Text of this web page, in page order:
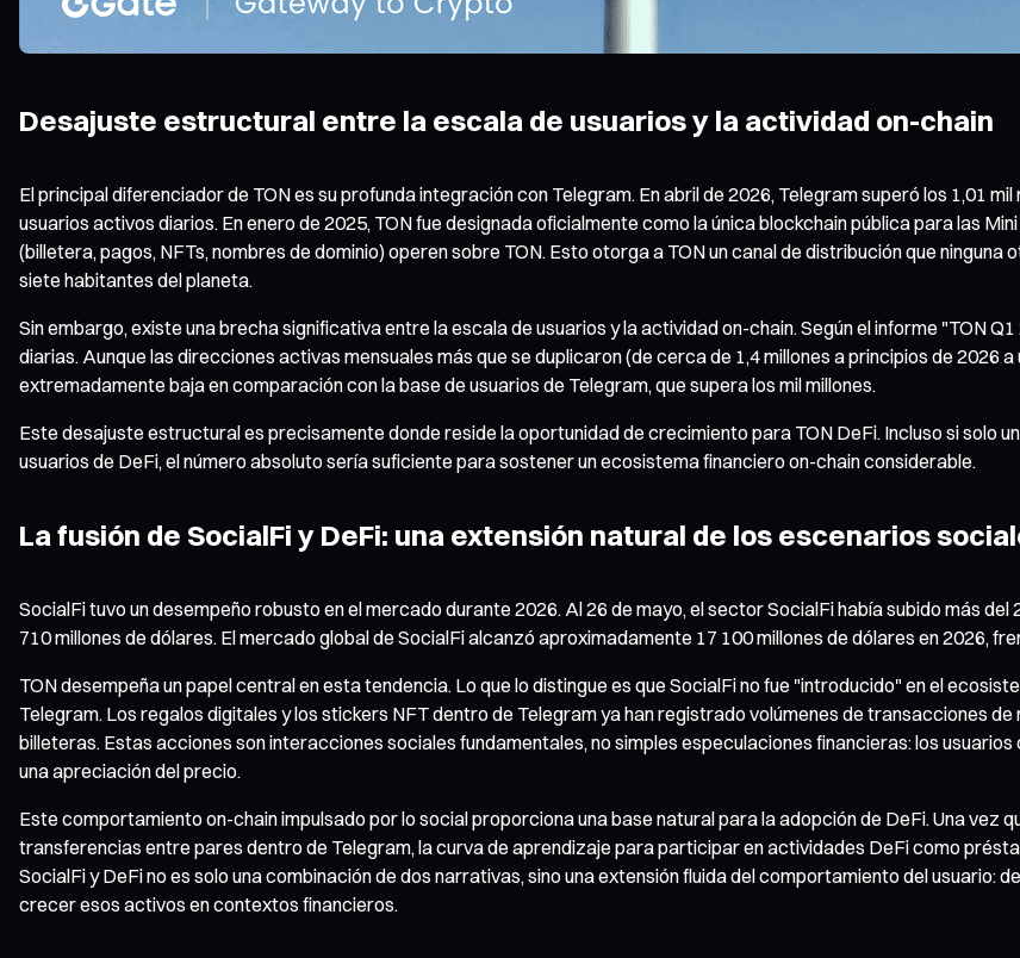
Desajuste estructural entre la escala de usuarios y la actividad on-chain
El principal diferenciador de TON es su profunda integración con Telegram. En abril de 2026, Telegram superó los 1,01
usuarios activos diarios. En enero de 2025, TON fue designada oficialmente como la única blockchain pública para las
(billetera, pagos, NFTs, nombres de dominio) operen sobre TON. Esto otorga a TON un canal de distribución que
siete habitantes del planeta.
Sin embargo, existe una brecha significativa entre la escala de usuarios y la actividad on-chain. Según el informe "TON
diarias. Aunque las direcciones activas mensuales más que se duplicaron (de cerca de 1,4 millones a principios de 2026
extremadamente baja en comparación con la base de usuarios de Telegram, que supera los mil millones.
Este desajuste estructural es precisamente donde reside la oportunidad de crecimiento para TON DeFi. Incluso si solo
usuarios de DeFi, el número absoluto sería suficiente para sostener un ecosistema financiero on-chain considerable.
La fusión de SocialFi y DeFi: una extensión natural de los escenarios
SocialFi tuvo un desempeño robusto en el mercado durante 2026. Al 26 de mayo, el sector SocialFi había subido más
710 millones de dólares. El mercado global de SocialFi alcanzó aproximadamente 17 100 millones de dólares en 2026,
TON desempeña un papel central en esta tendencia. Lo que lo distingue es que SocialFi no fue "introducido" en el
Telegram. Los regalos digitales y los stickers NFT dentro de Telegram ya han registrado volúmenes de transacciones
billeteras. Estas acciones son interacciones sociales fundamentales, no simples especulaciones financieras: los
una apreciación del precio.
Este comportamiento on-chain impulsado por lo social proporciona una base natural para la adopción de DeFi. Una vez
transferencias entre pares dentro de Telegram, la curva de aprendizaje para participar en actividades DeFi como
SocialFi y DeFi no es solo una combinación de dos narrativas, sino una extensión fluida del comportamiento del
crecer esos activos en contextos financieros.